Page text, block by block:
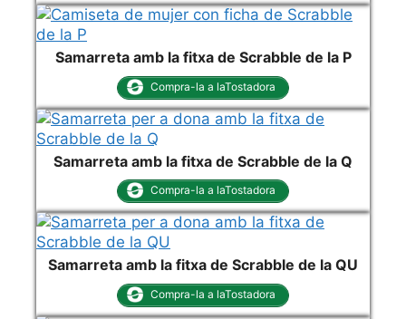
Samarreta amb la fitxa de Scrabble de la P
Compra-la a laTostadora
Samarreta amb la fitxa de Scrabble de la Q
Compra-la a laTostadora
Samarreta amb la fitxa de Scrabble de la QU
Compra-la a laTostadora